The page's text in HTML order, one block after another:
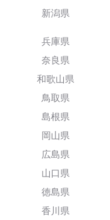
新潟県
兵庫県
奈良県
和歌山県
鳥取県
島根県
岡山県
広島県
山口県
徳島県
香川県